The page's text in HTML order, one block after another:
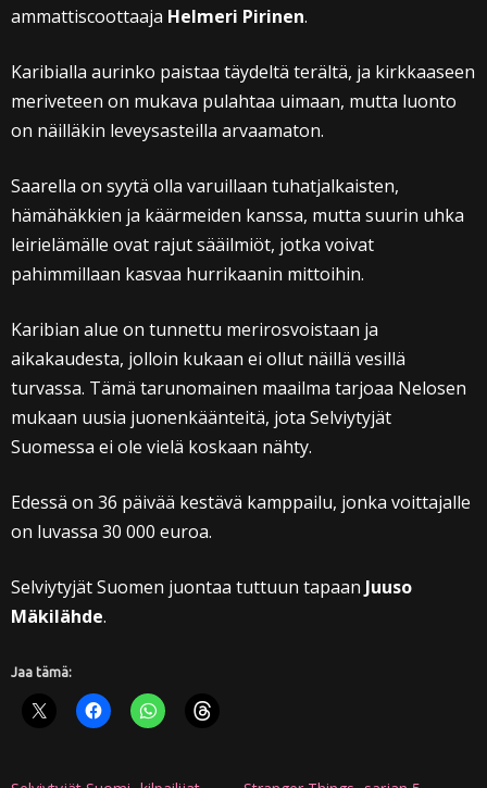
ammattiscoottaaja Helmeri Pirinen.
Karibialla aurinko paistaa täydeltä terältä, ja kirkkaaseen
meriveteen on mukava pulahtaa uimaan, mutta luonto
on näilläkin leveysasteilla arvaamaton.
Saarella on syytä olla varuillaan tuhatjalkaisten,
hämähäkkien ja käärmeiden kanssa, mutta suurin uhka
leirielämälle ovat rajut sääilmiöt, jotka voivat
pahimmillaan kasvaa hurrikaanin mittoihin.
Karibian alue on tunnettu merirosvoistaan ja
aikakaudesta, jolloin kukaan ei ollut näillä vesillä
turvassa. Tämä tarunomainen maailma tarjoaa Nelosen
mukaan uusia juonenkäänteitä, jota Selviytyjät
Suomessa ei ole vielä koskaan nähty.
Edessä on 36 päivää kestävä kamppailu, jonka voittajalle
on luvassa 30 000 euroa.
Selviytyjät Suomen juontaa tuttuun tapaan Juuso
Mäkilähde.
Jaa tämä: